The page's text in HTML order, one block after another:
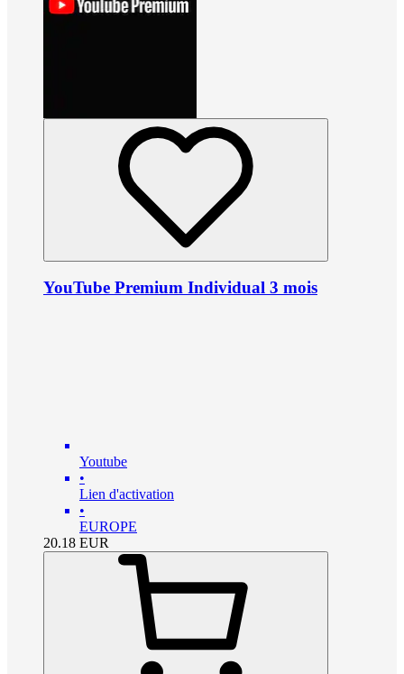
YouTube Premium Individual 3 mois
Youtube
•
Lien d'activation
•
EUROPE
20.18 EUR